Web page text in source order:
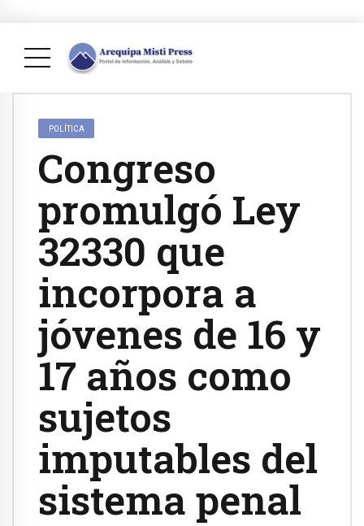
POLÍTICA
Congreso
promulgó Ley
32330 que
incorpora a
jóvenes de 16 y
17 años como
sujetos
imputables del
sistema penal